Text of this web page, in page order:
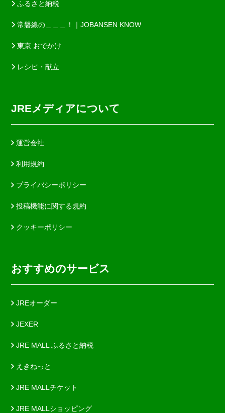
ふるさと納税
常磐線の＿＿＿！｜JOBANSEN KNOW
東京 おでかけ
レシピ・献立
JREメディアについて
運営会社
利用規約
プライバシーポリシー
投稿機能に関する規約
クッキーポリシー
おすすめのサービス
JREオーダー
JEXER
JRE MALL ふるさと納税
えきねっと
JRE MALLチケット
JRE MALLショッピング